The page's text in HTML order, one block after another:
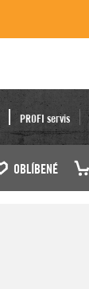
PROFI servis
OBLÍBENÉ